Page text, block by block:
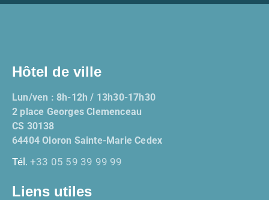
Hôtel de ville
Lun/ven : 8h-12h / 13h30-17h30
2 place Georges Clemenceau
CS 30138
64404 Oloron Sainte-Marie Cedex
Tél. +33 05 59 39 99 99
Liens utiles